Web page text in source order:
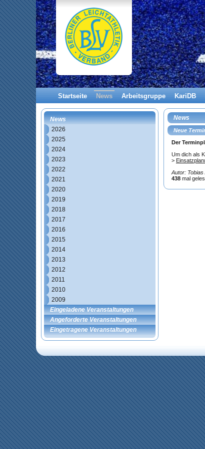
Startseite News Arbeitsgruppe KariDB
News
2026
2025
2024
2023
2022
2021
2020
2019
2018
2017
2016
2015
2014
2013
2012
2011
2010
2009
Eingeladene Veranstaltungen
Angeforderte Veranstaltungen
Eingetragene Veranstaltungen
News
Neue
Der
Um dich als
>
Autor: Tobias
438 mal